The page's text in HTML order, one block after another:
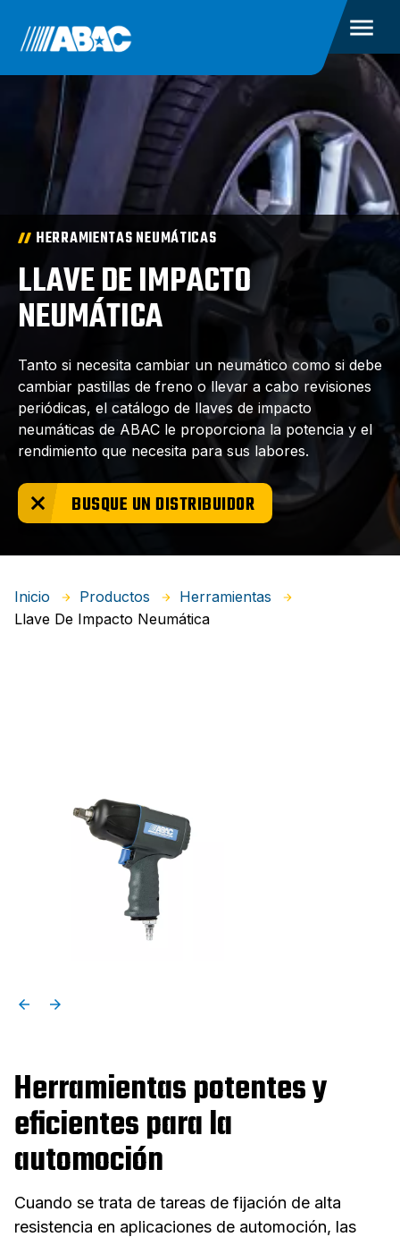
HERRAMIENTAS NEUMÁTICAS
LLAVE DE IMPACTO
NEUMÁTICA
Tanto si necesita cambiar un neumático como si debe
cambiar pastillas de freno o llevar a cabo revisiones
periódicas, el catálogo de llaves de impacto
neumáticas de ABAC le proporciona la potencia y el
rendimiento que necesita para sus labores.
BUSQUE UN DISTRIBUIDOR
Inicio Productos
Herramientas
Llave De Impacto Neumática
Herramientas potentes y
eficientes para la
automoción
Cuando se trata de tareas de fijación de alta
resistencia en aplicaciones de automoción, las